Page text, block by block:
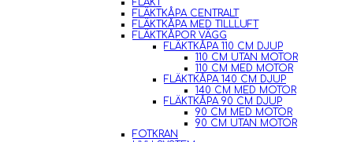
FLÄKT
FLÄKTKÅPA CENTRALT
FLÄKTKÅPA MED TILLLUFT
FLÄKTKÅPOR VÄGG
FLÄKTKÅPA 110 CM DJUP
110 CM UTAN MOTOR
110 CM MED MOTOR
FLÄKTKÅPA 140 CM DJUP
140 CM MED MOTOR
FLÄKTKÅPA 90 CM DJUP
90 CM MED MOTOR
90 CM UTAN MOTOR
FOTKRAN